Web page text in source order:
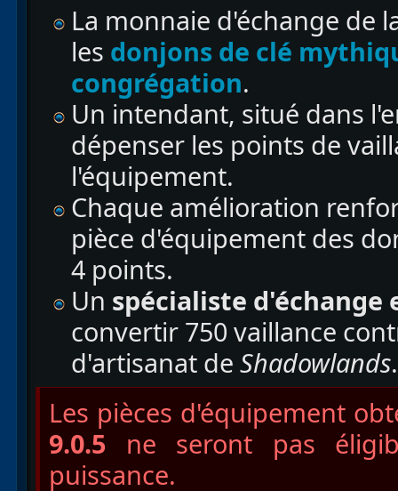
La monnaie d'échange de
les donjons de clé
congrégation.
Un intendant, situé dans
dépenser les points de
l'équipement.
Chaque amélioration
pièce d'équipement des
4 points.
Un spécialiste d'échange
convertir 750 vaillance
d'artisanat de Shadowlands.
Les pièces d'équipement
9.0.5 ne seront pas
puissance.